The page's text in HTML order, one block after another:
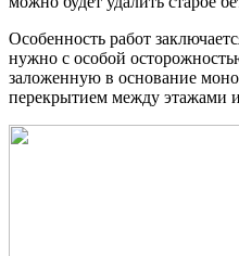
Особенность работ
нужно с особой
заложенную в основание
перекрытием между этажами